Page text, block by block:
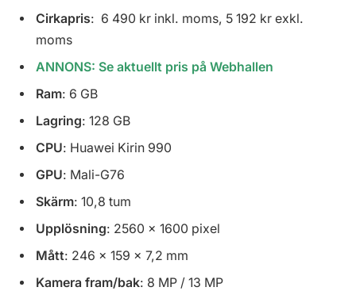
Cirkapris: 6 490 kr inkl. moms, 5 192 kr exkl.
moms
ANNONS: Se aktuellt pris på Webhallen
Ram: 6 GB
Lagring: 128 GB
CPU: Huawei Kirin 990
GPU: Mali-G76
Skärm: 10,8 tum
Upplösning: 2560 x 1600 pixel
Mått: 246 x 159 x 7,2 mm
Kamera fram/bak: 8 MP / 13 MP